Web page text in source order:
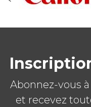
Abonnez-vous
et recevez